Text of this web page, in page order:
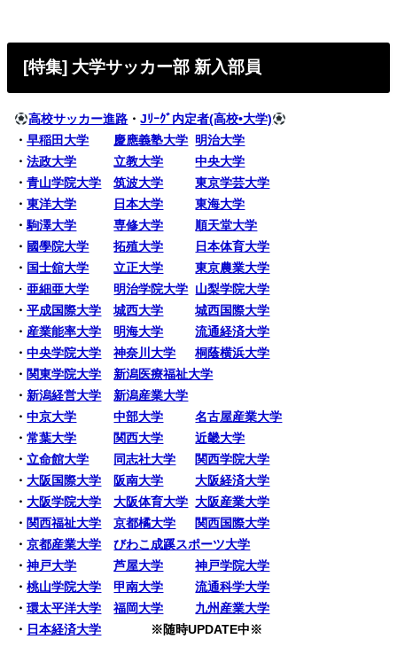
[特集] 大学サッカー部 新入部員
高校サッカー進路 ・Jﾘｰｸﾞ内定者(高校•大学)
・早稲田大学 慶應義塾大学 明治大学
・法政大学 立教大学
中央大学
・青山学院大学 筑波大学
東京学芸大学
・東洋大学 日本大学
東海大学
・駒澤大学 専修大学
順天堂大学
・ 國學院大学 拓殖大学
日本体育大学
・ 国士舘大学 立正大学
東京農業大学
・ 亜細亜大学 明治学院大学 山梨学院大学
・平成国際大学 城西大学
城西国際大学
・ 産業能率大学 明海大学
流通経済大学
・中央学院大学 神奈川大学
桐蔭横浜大学
・ 関東学院大学
新潟医療福祉大学
・ 新潟経営大学
新潟産業大学
・中京大学 中部大学
名古屋産業大学
・常葉大学 関西大学
近畿大学
・立命館大学 同志社大学
関西学院大学
・大阪国際大学 阪南大学
大阪経済大学
・大阪学院大学 大阪体育大学 大阪産業大学
・ 関西福祉大学 京都橘大学
関西国際大学
・京都産業大学
びわこ成蹊スポーツ大学
・神戸大学 芦屋大学
神戸学院大学
・桃山学院大学 甲南大学
流通科学大学
・環太平洋大学 福岡大学
九州産業大学
・ 日本経済大学 ※随時UPDATE中※